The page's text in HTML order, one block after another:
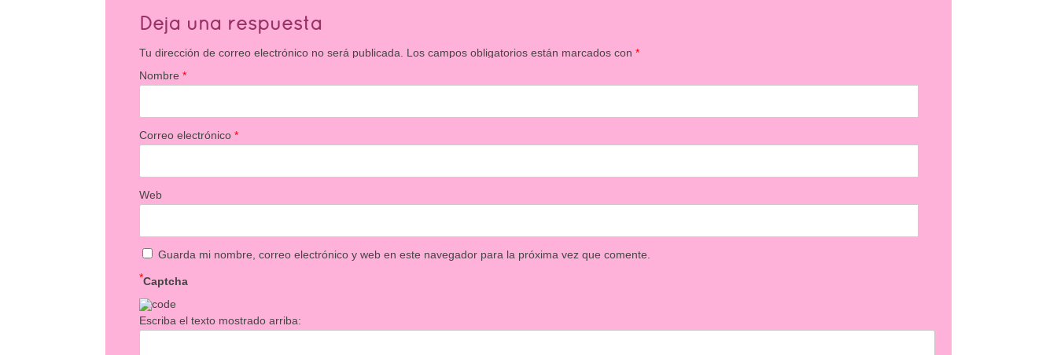
Deja una respuesta
Tu dirección de correo electrónico no será publicada. Los campos obligatorios están marcados con*
Nombre*
Correo electrónico*
Web
Guarda mi nombre, correo electrónico y web en este navegador para la próxima vez que comente.
Captcha
*
Escriba el texto mostrado arriba: